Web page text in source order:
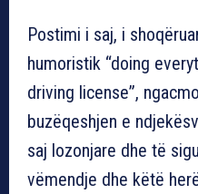
Postimi i saj, i
humoristik “doing
driving license”,
buzëqeshjen e
saj lozonjare dhe të
vëmendje dhe këtë